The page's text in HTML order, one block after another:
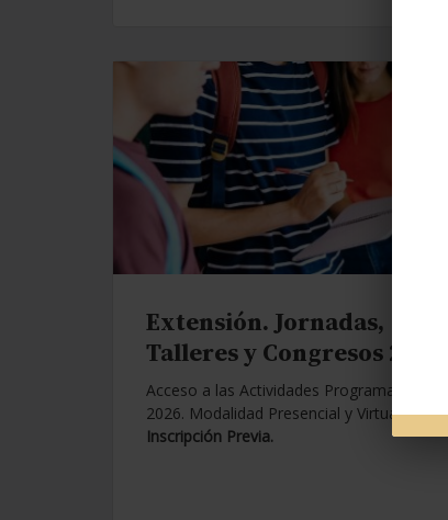
Extensión. Jornadas,
Talleres y Congresos 2026.
Acceso a las Actividades Programadas para
2026. Modalidad Presencial y Virtual.Con
Inscripción Previa.